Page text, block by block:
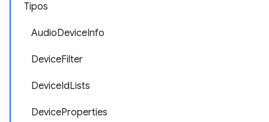
Tipos
AudioDeviceInfo
DeviceFilter
DeviceIdLists
DeviceProperties